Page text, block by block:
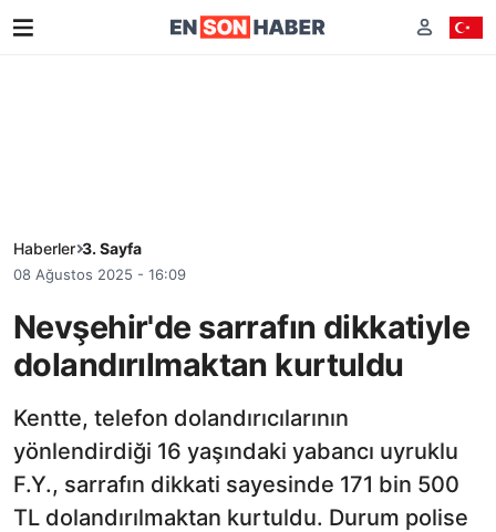
Haberler 3. Sayfa
08 Ağustos 2025 - 16:09
Nevşehir'de sarrafın dikkatiyle
dolandırılmaktan kurtuldu
Kentte, telefon dolandırıcılarının
yönlendirdiği 16 yaşındaki yabancı uyruklu
F.Y., sarrafın dikkati sayesinde 171 bin 500
TL dolandırılmaktan kurtuldu. Durum polise